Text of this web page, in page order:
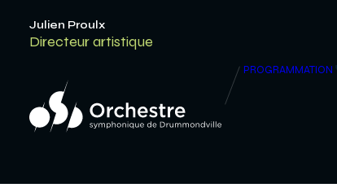
Julien Proulx
Directeur artistique
PROGRAMMATION